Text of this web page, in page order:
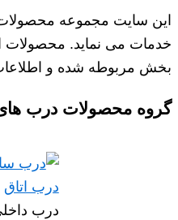
این سایت مجموعه محصولات
خدمات می نماید. محصولات
بخش مربوطه شده و
گروه محصولات درب
درب